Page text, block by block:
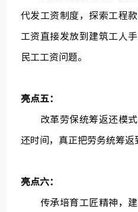
代发工资制度，探索工程
工资直接发放到建筑工人
民工工资问题。
亮点五：
改革劳保统筹返还模式
还时间，真正把劳务统筹返
亮点六：
传承培育工匠精神，建